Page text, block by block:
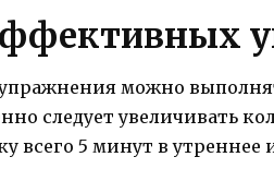
можно
следует увеличивать
всего 5 минут в утреннее